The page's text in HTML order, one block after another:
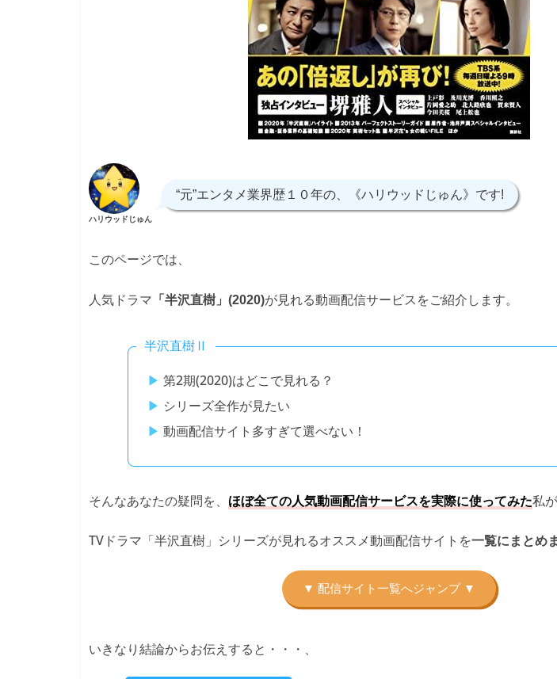
ハリウッドじゅん
“元”エンタメ業界歴１０年の、《ハリウッドじゅん》です!
このページでは、
人気ドラマ 「半沢直樹」(2020)が見れる動画配信サービスをご紹介します。
半沢直樹Ⅱ
第2期(2020)はどこで見れる？
シリーズ全作が見たい
動画配信サイト多すぎて選べない！
そんなあなたの疑問を、 ほぼ全ての人気動画配信サービスを実際に使ってみた私
TVドラマ「半沢直樹」シリーズが見れるオススメ動画配信サイトを一覧にまとめ
いきなり結論からお伝えすると・・・、